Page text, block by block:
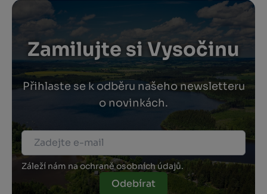
Zamilujte si Vysočinu
Přihlaste se k odběru našeho newsletteru
o novinkách.
Záleží nám na ochraně osobních údajů.
Odebírat